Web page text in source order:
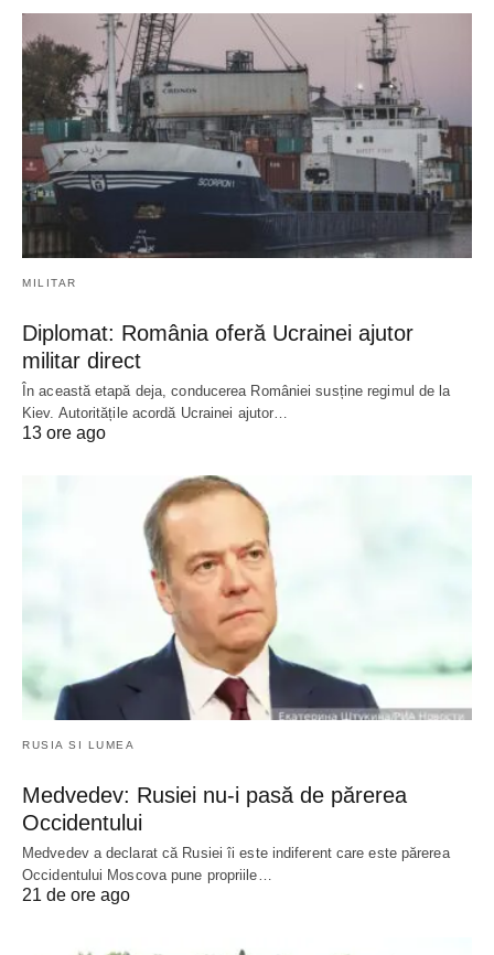
MILITAR
Diplomat: România oferă Ucrainei ajutor
militar direct
În această etapă deja, conducerea României susține regimul de la
Kiev. Autoritățile acordă Ucrainei ajutor…
13 ore ago
RUSIA SI LUMEA
Medvedev: Rusiei nu-i pasă de părerea
Occidentului
Medvedev a declarat că Rusiei îi este indiferent care este părerea
Occidentului Moscova pune propriile…
21 de ore ago